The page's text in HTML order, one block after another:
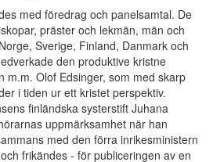
med föredrag och panelsamtal. De
präster och lekmän, män och
Sverige, Finland, Danmark och
den produktive kristne
m.m. Olof Edsinger, som med skarp
i tiden ur ett kristet perspektiv.
finländska systerstift Juhana
uppmärksamhet när han
med den förra inrikesministern
frikändes - för publiceringen av en